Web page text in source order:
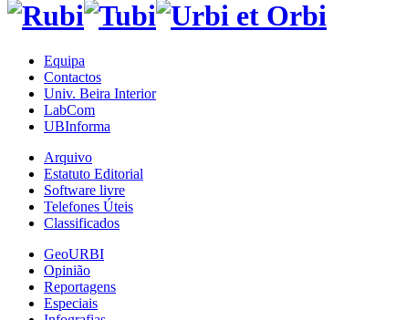
Equipa
Contactos
Univ. Beira Interior
LabCom
UBInforma
Arquivo
Estatuto Editorial
Software livre
Telefones Úteis
Classificados
GeoURBI
Opinião
Reportagens
Especiais